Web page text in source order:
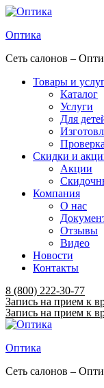
Оптика
Сеть салонов –
Товары и
Каталог
Услуги
Для
Скидки и
Акции
Компания
О нас
Отзывы
Видео
Новости
Контакты
Menu
8 (800) 222-30-77
Запись на прием к
Запись на прием к
Оптика
Сеть салонов –